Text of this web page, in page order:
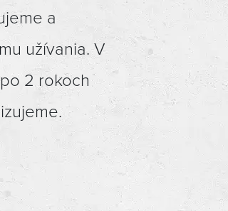
a
užívania. V
2 rokoch